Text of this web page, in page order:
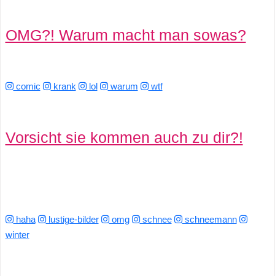
OMG?! Warum macht man sowas?
comic krank lol warum wtf
Vorsicht sie kommen auch zu dir?!
haha lustige-bilder omg schnee
schneemann
winter